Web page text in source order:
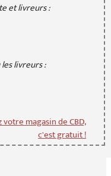
et livreurs :
livreurs :
magasin de CBD,
c'est gratuit !